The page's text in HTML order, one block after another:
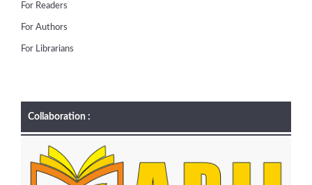
For Readers
For Authors
For Librarians
Collaboration :